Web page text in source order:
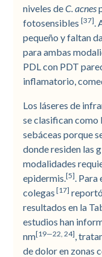
niveles deC. acnes
fotosensibles[37]
pequeño y faltan
para ambas
PDL con PDT
inflamatorio,
Los láseres de
se clasifican como
sebáceas porque
donde residen las
modalidades
epidermis.[5] .
colegas [17]
resultados en la
estudios han
nm[19—22, 24] ,
de dolor en zonas